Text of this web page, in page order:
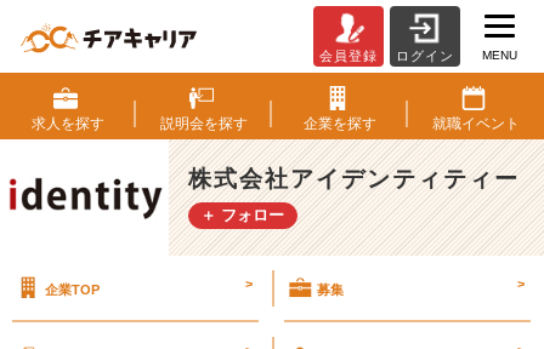
月
1
4
日
カ
ジ
会
会員登録 ログイン MENU
求人を探す 説明会を探す 企業を探す 就職イベント
株式会社アイデンティティー
＋ フォロー
企業TOP > 募集 >